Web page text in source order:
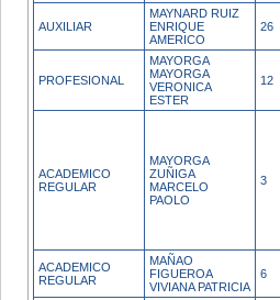
AUXILIAR
MAYNARD RUIZ
ENRIQUE
AMERICO
26
PROFESIONAL
MAYORGA
MAYORGA
VERONICA
ESTER
12
ACADEMICO
REGULAR
MAYORGA
ZUÑIGA
MARCELO
PAOLO
3
ACADEMICO
REGULAR
MAÑAO
FIGUEROA
VIVIANA PATRICIA
6